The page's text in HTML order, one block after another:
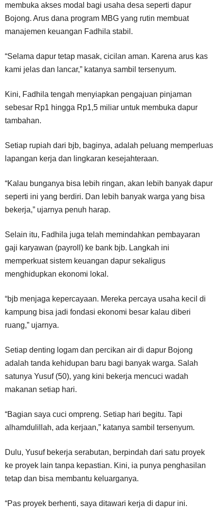
membuka akses modal bagi usaha desa seperti dapur
Bojong. Arus dana program MBG yang rutin membuat
manajemen keuangan Fadhila stabil.
“Selama dapur tetap masak, cicilan aman. Karena arus kas
kami jelas dan lancar,” katanya sambil tersenyum.
Kini, Fadhila tengah menyiapkan pengajuan pinjaman
sebesar Rp1 hingga Rp1,5 miliar untuk membuka dapur
tambahan.
Setiap rupiah dari bjb, baginya, adalah peluang memperluas
lapangan kerja dan lingkaran kesejahteraan.
“Kalau bunganya bisa lebih ringan, akan lebih banyak dapur
seperti ini yang berdiri. Dan lebih banyak warga yang bisa
bekerja,” ujarnya penuh harap.
Selain itu, Fadhila juga telah memindahkan pembayaran
gaji karyawan (payroll) ke bank bjb. Langkah ini
memperkuat sistem keuangan dapur sekaligus
menghidupkan ekonomi lokal.
“bjb menjaga kepercayaan. Mereka percaya usaha kecil di
kampung bisa jadi fondasi ekonomi besar kalau diberi
ruang,” ujarnya.
Setiap denting logam dan percikan air di dapur Bojong
adalah tanda kehidupan baru bagi banyak warga. Salah
satunya Yusuf (50), yang kini bekerja mencuci wadah
makanan setiap hari.
“Bagian saya cuci ompreng. Setiap hari begitu. Tapi
alhamdulillah, ada kerjaan,” katanya sambil tersenyum.
Dulu, Yusuf bekerja serabutan, berpindah dari satu proyek
ke proyek lain tanpa kepastian. Kini, ia punya penghasilan
tetap dan bisa membantu keluarganya.
“Pas proyek berhenti, saya ditawari kerja di dapur ini.